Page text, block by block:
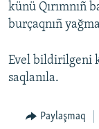
künü Qırımnıñ
burçaqnıñ
Evel bildirilgeni
saqlanıla.
Paylaşmaq